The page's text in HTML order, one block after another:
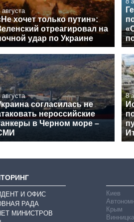
августа
хочет только путин»:
отреагировал на
удар по Украине
августа
согласилась не
нероссийские
в Черном море –
8
И ОФИС
РАДА
МИНИСТРОВ
Киев
Крым